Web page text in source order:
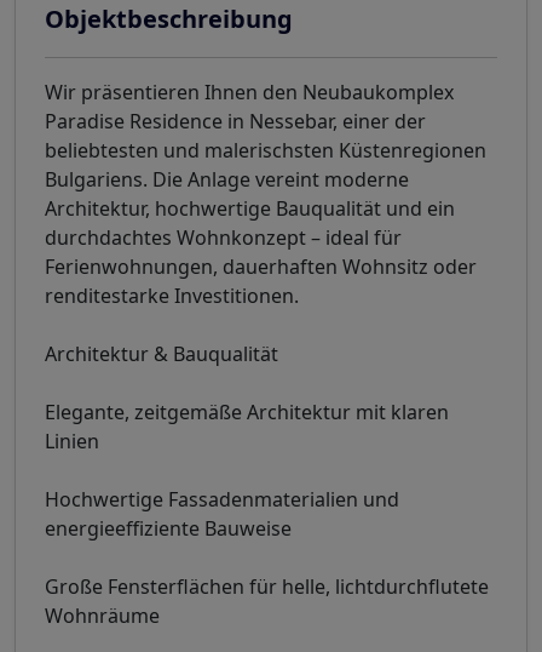
Objektbeschreibung
Wir präsentieren Ihnen den Neubaukomplex
Paradise Residence in Nessebar, einer der
beliebtesten und malerischsten Küstenregionen
Bulgariens. Die Anlage vereint moderne
Architektur, hochwertige Bauqualität und ein
durchdachtes Wohnkonzept – ideal für
Ferienwohnungen, dauerhaften Wohnsitz oder
renditestarke Investitionen.
Architektur & Bauqualität
Elegante, zeitgemäße Architektur mit klaren
Linien
Hochwertige Fassadenmaterialien und
energieeffiziente Bauweise
Große Fensterflächen für helle, lichtdurchflutete
Wohnräume